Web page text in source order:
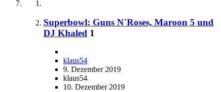
Superbowl: Guns N´Roses, Maroon 5 und
DJ Khaled 1
klaus54
9. Dezember 2019
klaus54
10. Dezember 2019